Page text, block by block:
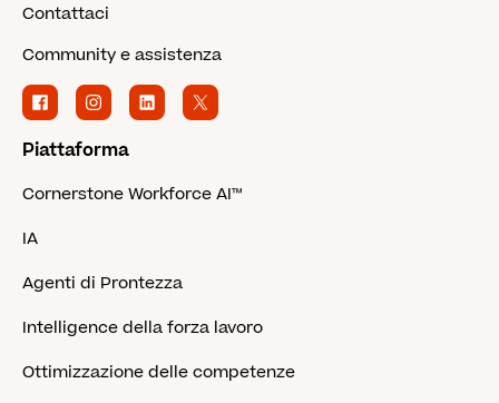
Contattaci
Community e assistenza
Piattaforma
Cornerstone Workforce AI™
IA
Agenti di Prontezza
Intelligence della forza lavoro
Ottimizzazione delle competenze